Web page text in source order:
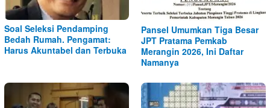
Soal Seleksi Pendamping
Bedah Rumah. Pengamat:
Harus Akuntabel dan Terbuka
Pansel Umumkan Tiga Besar
JPT Pratama Pemkab
Merangin 2026, Ini Daftar
Namanya